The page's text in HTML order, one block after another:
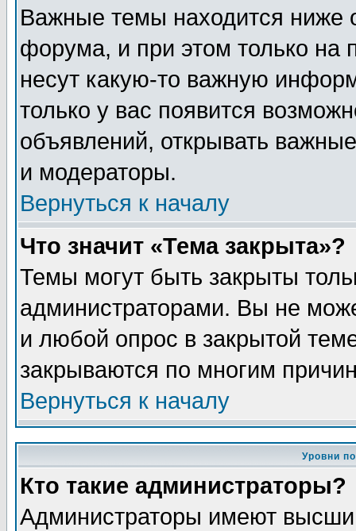
Важные темы находится ниже
форума, и при этом только на
несут какую-то важную
только у вас появится
объявлений, открывать
и модераторы.
Вернуться к началу
Что значит «Тема закрыта»?
Темы могут быть закрыты
администраторами. Вы не
и любой опрос в закрытой
закрываются по многим
Вернуться к началу
Уровни
Кто такие администраторы?
Администраторы имеют